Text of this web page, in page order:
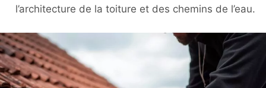
l’architecture de la toiture et des chemins de l’eau.